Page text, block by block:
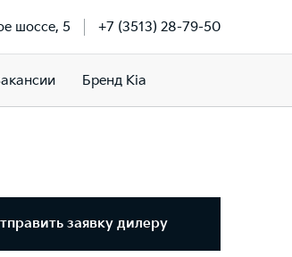
шоссе, 5 +7 (3513) 28-79-50
Бренд Kia
заявку дилеру